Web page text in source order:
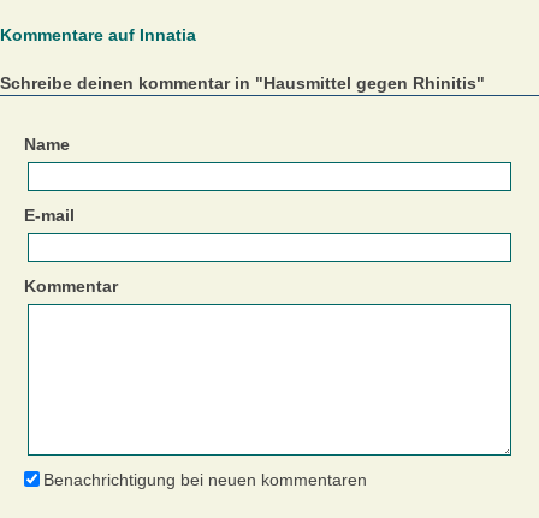
Kommentare auf Innatia
Schreibe deinen kommentar in "Hausmittel gegen Rhinitis"
Name
E-mail
Kommentar
Benachrichtigung bei neuen kommentaren